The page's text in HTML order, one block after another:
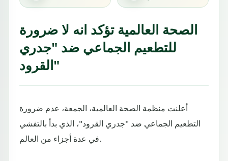
الصحة العالمية تؤكد انه لا ضرورة
للتطعيم الجماعي ضد "جدري
القرود"
أعلنت منظمة الصحة العالمية، الجمعة، عدم ضرورة
التطعيم الجماعي ضد "جدري القرود"، الذي بدأ بالتفشي
في عدة أجزاء من العالم.